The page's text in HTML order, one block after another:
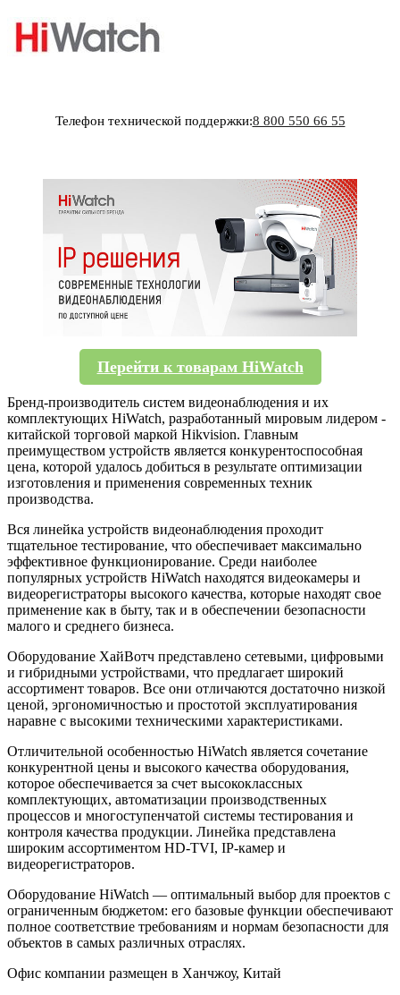
Телефон технической поддержки:8 800 550 66 55
Перейти к товарам HiWatch
Бренд-производитель систем видеонаблюдения и их
комплектующих HiWatch, разработанный мировым лидером -
китайской торговой маркой Hikvision. Главным
преимуществом устройств является конкурентоспособная
цена, которой удалось добиться в результате оптимизации
изготовления и применения современных техник
производства.
Вся линейка устройств видеонаблюдения проходит
тщательное тестирование, что обеспечивает максимально
эффективное функционирование. Среди наиболее
популярных устройств HiWatch находятся видеокамеры и
видеорегистраторы высокого качества, которые находят свое
применение как в быту, так и в обеспечении безопасности
малого и среднего бизнеса.
Оборудование ХайВотч представлено сетевыми, цифровыми
и гибридными устройствами, что предлагает широкий
ассортимент товаров. Все они отличаются достаточно низкой
ценой, эргономичностью и простотой эксплуатирования
наравне с высокими техническими характеристиками.
Отличительной особенностью HiWatch является сочетание
конкурентной цены и высокого качества оборудования,
которое обеспечивается за счет высококлассных
комплектующих, автоматизации производственных
процессов и многоступенчатой системы тестирования и
контроля качества продукции. Линейка представлена
широким ассортиментом HD-TVI, IP-камер и
видеорегистраторов.
Оборудование HiWatch — оптимальный выбор для проектов с
ограниченным бюджетом: его базовые функции обеспечивают
полное соответствие требованиям и нормам безопасности для
объектов в самых различных отраслях.
Офис компании размещен в Ханчжоу, Китай